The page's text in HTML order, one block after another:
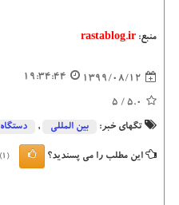
منبع: rastablog.ir
1399/08/12
19:34:44
5.0
/ 5
تگهای خبر: بین المللی , دستگاه
این مطلب را می پسندید؟ (1)